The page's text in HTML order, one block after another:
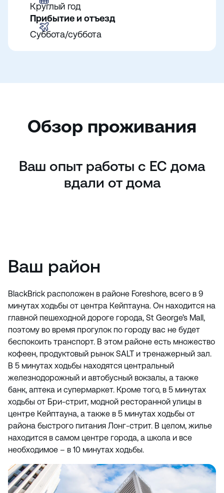
Круглый год
Прибытие и отъезд
Суббота/суббота
Обзор проживания
Ваш опыт работы с EC дома
вдали от дома
Ваш район
BlackBrick расположен в районе Foreshore, всего в 9
минутах ходьбы от центра Кейптауна. Он находится на
главной пешеходной дороге города, St George’s Mall,
поэтому во время прогулок по городу вас не будет
беспокоить транспорт. В этом районе есть множество
кофеен, продуктовый рынок SALT и тренажерный зал.
В 5 минутах ходьбы находятся центральный
железнодорожный и автобусный вокзалы, а также
банк, аптека и супермаркет. Кроме того, в 5 минутах
ходьбы от Бри-стрит, модной ресторанной улицы в
центре Кейптауна, а также в 5 минутах ходьбы от
района быстрого питания Лонг-стрит. В целом, жилье
находится в самом центре города, а школа и все
необходимое – в 10 минутах ходьбы.